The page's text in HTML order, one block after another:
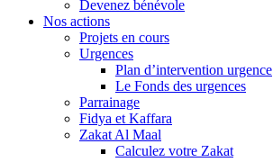
Devenez bénévole
Nos actions
Projets en cours
Urgences
Plan d’intervention urgence
Le Fonds des urgences
Parrainage
Fidya et Kaffara
Zakat Al Maal
Calculez votre Zakat